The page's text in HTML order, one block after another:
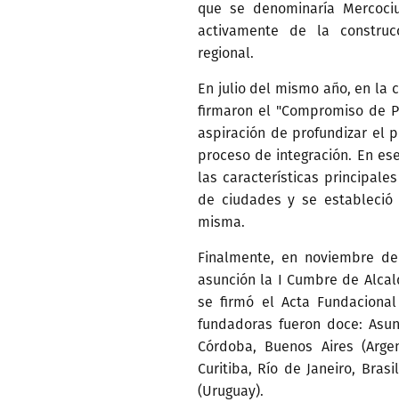
que se denominaría
activamente de la
regional.
En julio del mismo año, en la
firmaron el "Compromiso de
aspiración de profundizar el
proceso de integración. En
las características
de ciudades y se
misma.
Finalmente, en noviembre
asunción la I Cumbre de
se firmó el Acta
fundadoras fueron doce:
Córdoba, Buenos Aires
Curitiba, Río de Janeiro,
(Uruguay).